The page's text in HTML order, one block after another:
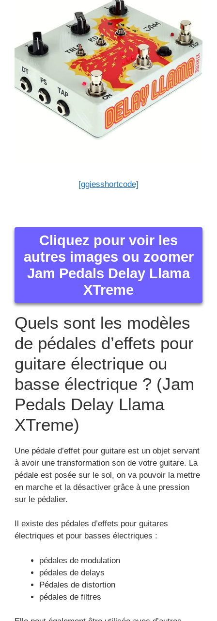
[ggiesshortcode]
Cliquez pour voir les
autres images ou zoomer
Jam Pedals Delay Llama
XTreme
Quels sont les modèles
de pédales d’effets pour
guitare électrique ou
basse électrique ? (Jam
Pedals Delay Llama
XTreme)
Une pédale d’effet pour guitare est un objet servant
à avoir une transformation son de votre guitare. La
pédale est posée sur le sol, on va pouvoir la mettre
en marche et la désactiver grâce à une pression
sur le pédalier.
Il existe des pédales d’effets pour guitares
électriques et pour basses électriques :
pédales de modulation
pédales de delays
Pédales de distortion
pédales de filtres